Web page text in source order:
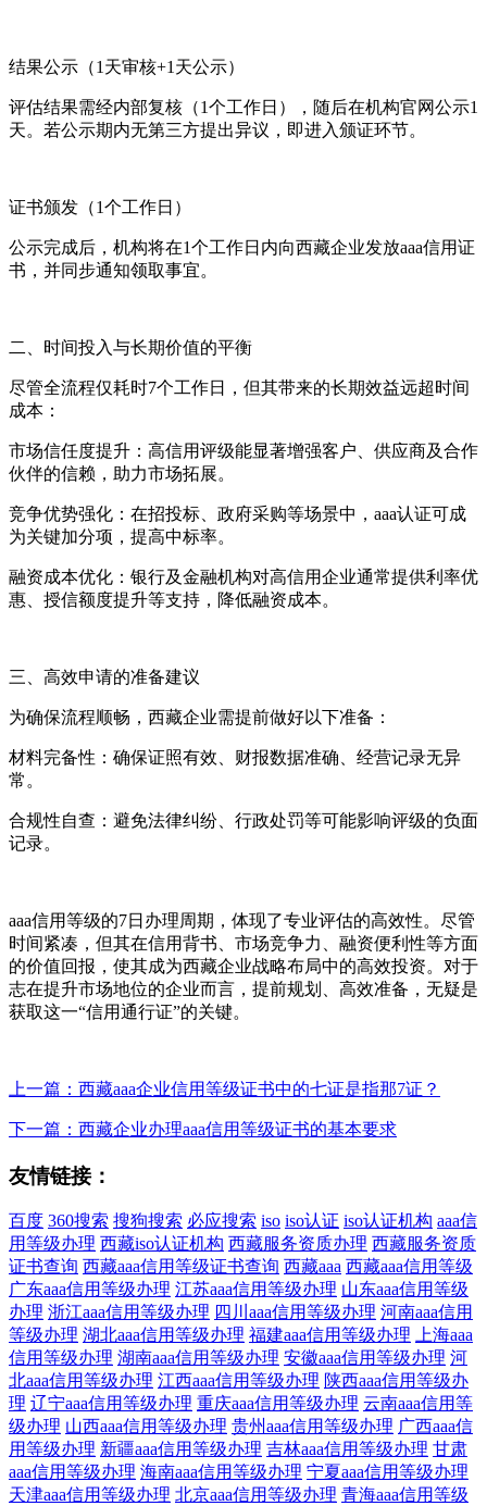
结果公示（1天审核+1天公示）
评估结果需经内部复核（1个工作日），随后在机构官网公示1
天。若公示期内无第三方提出异议，即进入颁证环节。
证书颁发（1个工作日）
公示完成后，机构将在1个工作日内向西藏企业发放aaa信用证
书，并同步通知领取事宜。
二、时间投入与长期价值的平衡
尽管全流程仅耗时7个工作日，但其带来的长期效益远超时间
成本：
市场信任度提升：高信用评级能显著增强客户、供应商及合作
伙伴的信赖，助力市场拓展。
竞争优势强化：在招投标、政府采购等场景中，aaa认证可成
为关键加分项，提高中标率。
融资成本优化：银行及金融机构对高信用企业通常提供利率优
惠、授信额度提升等支持，降低融资成本。
三、高效申请的准备建议
为确保流程顺畅，西藏企业需提前做好以下准备：
材料完备性：确保证照有效、财报数据准确、经营记录无异
常。
合规性自查：避免法律纠纷、行政处罚等可能影响评级的负面
记录。
aaa信用等级的7日办理周期，体现了专业评估的高效性。尽管
时间紧凑，但其在信用背书、市场竞争力、融资便利性等方面
的价值回报，使其成为西藏企业战略布局中的高效投资。对于
志在提升市场地位的企业而言，提前规划、高效准备，无疑是
获取这一“信用通行证”的关键。
上一篇：西藏aaa企业信用等级证书中的七证是指那7证？
下一篇：西藏企业办理aaa信用等级证书的基本要求
友情链接：
百度 360搜索 搜狗搜索 必应搜索 iso iso认证 iso认证机构 aaa信
用等级办理 西藏iso认证机构 西藏服务资质办理 西藏服务资质
证书查询 西藏aaa信用等级证书查询 西藏aaa 西藏aaa信用等级
广东aaa信用等级办理 江苏aaa信用等级办理 山东aaa信用等级
办理 浙江aaa信用等级办理 四川aaa信用等级办理 河南aaa信用
等级办理 湖北aaa信用等级办理 福建aaa信用等级办理
上海aaa
信用等级办理 湖南aaa信用等级办理 安徽aaa信用等级办理 河
北aaa信用等级办理 江西aaa信用等级办理 陕西aaa信用等级办
理 辽宁aaa信用等级办理 重庆aaa信用等级办理 云南aaa信用等
级办理 山西aaa信用等级办理 贵州aaa信用等级办理 广西aaa信
用等级办理 新疆aaa信用等级办理 吉林aaa信用等级办理 甘肃
aaa信用等级办理 海南aaa信用等级办理 宁夏aaa信用等级办理
天津aaa信用等级办理 北京aaa信用等级办理 青海aaa信用等级